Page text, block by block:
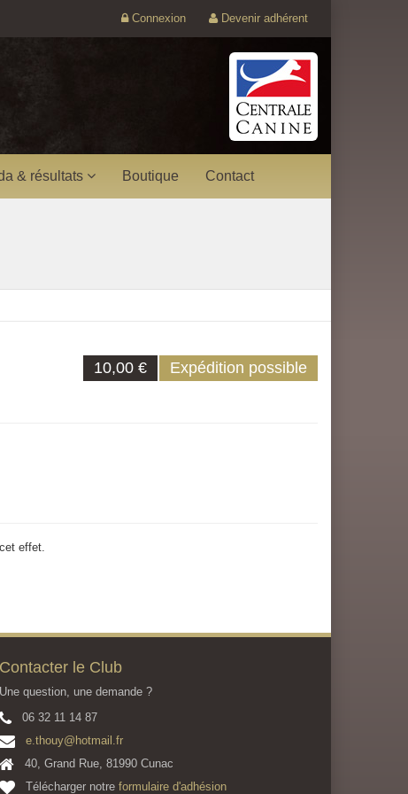
Connexion Devenir adhérent
& résultats Boutique Contact
10,00 €
Expédition possible
effet.
Contacter le Club
Une question, une demande ?
06 32 11 14 87
e.thouy@hotmail.fr
40, Grand Rue, 81990 Cunac
Télécharger notre formulaire d'adhésion